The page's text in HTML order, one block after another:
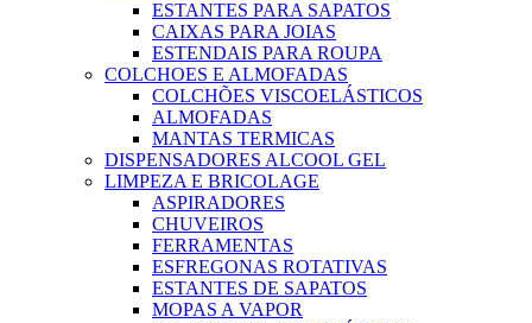
ESTANTES PARA SAPATOS
CAIXAS PARA JOIAS
ESTENDAIS PARA ROUPA
COLCHOES E ALMOFADAS
COLCHÕES VISCOELÁSTICOS
ALMOFADAS
MANTAS TERMICAS
DISPENSADORES ALCOOL GEL
LIMPEZA E BRICOLAGE
ASPIRADORES
CHUVEIROS
FERRAMENTAS
ESFREGONAS ROTATIVAS
ESTANTES DE SAPATOS
MOPAS A VAPOR